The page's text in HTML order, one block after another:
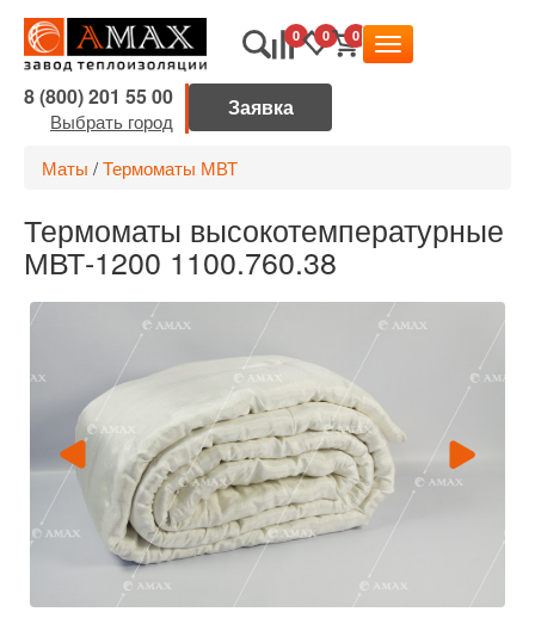
0 0 0
8 (800) 201 55 00
Выбрать город
Маты /Термоматы МВТ
Термоматы высокотемпературные
МВТ-1200 1100.760.38